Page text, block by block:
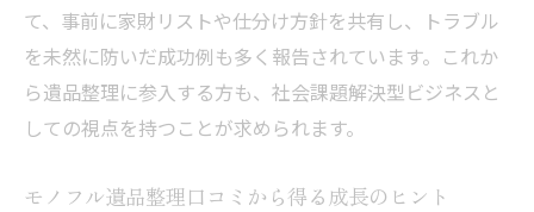
て、事前に家財リストや仕分け方針を共有し、トラブル
を未然に防いだ成功例も多く報告されています。これか
ら遺品整理に参入する方も、社会課題解決型ビジネスと
しての視点を持つことが求められます。
モノフル遺品整理口コミから得る成長のヒント